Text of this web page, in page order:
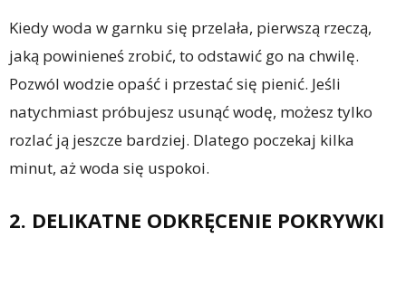
Kiedy woda w garnku się przelała, pierwszą rzeczą,
jaką powinieneś zrobić, to odstawić go na chwilę.
Pozwól wodzie opaść i przestać się pienić. Jeśli
natychmiast próbujesz usunąć wodę, możesz tylko
rozlać ją jeszcze bardziej. Dlatego poczekaj kilka
minut, aż woda się uspokoi.
2. DELIKATNE ODKRĘCENIE POKRYWKI